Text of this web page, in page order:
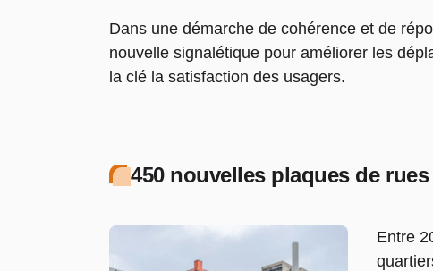
Dans une démarche de cohérence et de
nouvelle signalétique pour améliorer les
la clé la satisfaction des usagers.
450 nouvelles plaques de rues
Entre